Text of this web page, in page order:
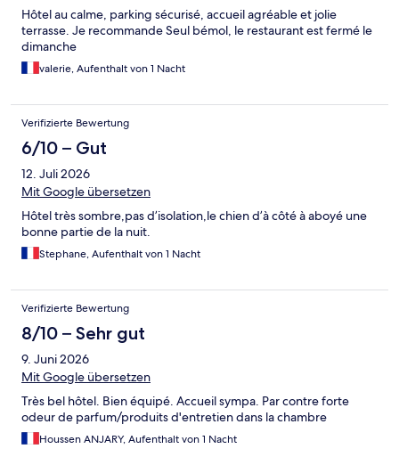
Hôtel au calme, parking sécurisé, accueil agréable et jolie
terrasse. Je recommande Seul bémol, le restaurant est fermé le
dimanche
valerie, Aufenthalt von 1 Nacht
Verifizierte Bewertung
6/10 – Gut
12. Juli 2026
Mit Google übersetzen
Hôtel très sombre,pas d’isolation,le chien d’à côté à aboyé une
bonne partie de la nuit.
Stephane, Aufenthalt von 1 Nacht
Verifizierte Bewertung
8/10 – Sehr gut
9. Juni 2026
Mit Google übersetzen
Très bel hôtel. Bien équipé. Accueil sympa. Par contre forte
odeur de parfum/produits d'entretien dans la chambre
Houssen ANJARY, Aufenthalt von 1 Nacht